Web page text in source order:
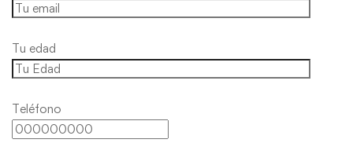
Tu edad
Teléfono